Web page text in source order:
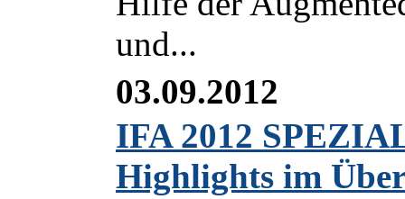
und...
03.09.2012
IFA 2012
Highlights im